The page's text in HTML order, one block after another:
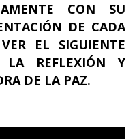
CON SU
DE CADA
EL SIGUIENTE
LA REFLEXIÓN Y
DE LA PAZ.